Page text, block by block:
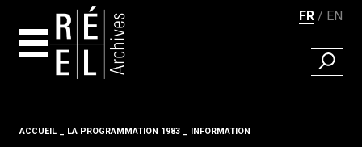
FR EN
Fil d'ariane
ACCUEIL LA PROGRAMMATION 1983 INFORMATION